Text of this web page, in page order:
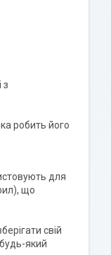
з
робить його
для
що
свій
який